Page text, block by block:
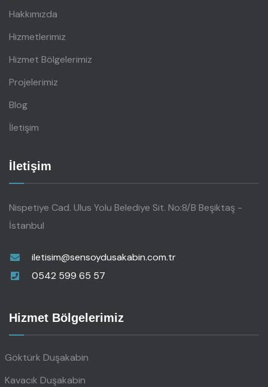
Hakkımızda
Hizmetlerimiz
Hizmet Bölgelerimiz
Projelerimiz
Blog
İletişim
İletişim
Nispetiye Cad. Ulus Yolu Belediye Sit. No:8/B Beşiktaş -
İstanbul
iletisim@sensoydusakabin.com.tr
0542 599 65 57
Hizmet Bölgelerimiz
Göktürk Duşakabin
Kavacık Duşakabin